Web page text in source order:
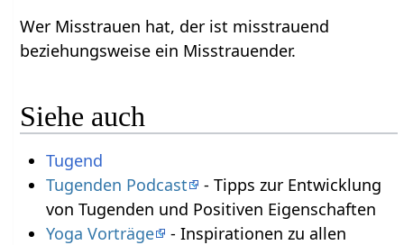
Wer Misstrauen hat, der ist misstrauend
beziehungsweise ein Misstrauender.
Siehe auch
Tugend
Tugenden Podcast
- Tipps zur Entwicklung
von Tugenden und Positiven Eigenschaften
Yoga Vorträge
- Inspirationen zu allen